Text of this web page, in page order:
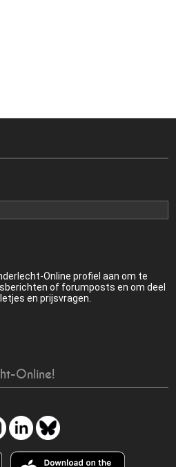
Online profiel aan om te
of forumposts en om deel
en prijsvragen.
Online!